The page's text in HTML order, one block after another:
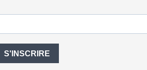
S'INSCRIRE